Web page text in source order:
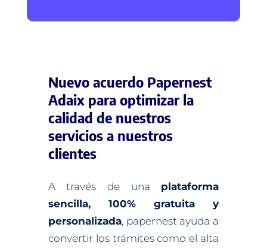
Nuevo acuerdo Papernest
Adaix para optimizar la
calidad de nuestros
servicios a nuestros
clientes
A través de una plataforma
sencilla, 100% gratuita y
personalizada, papernest ayuda a
convertir los trámites como el alta